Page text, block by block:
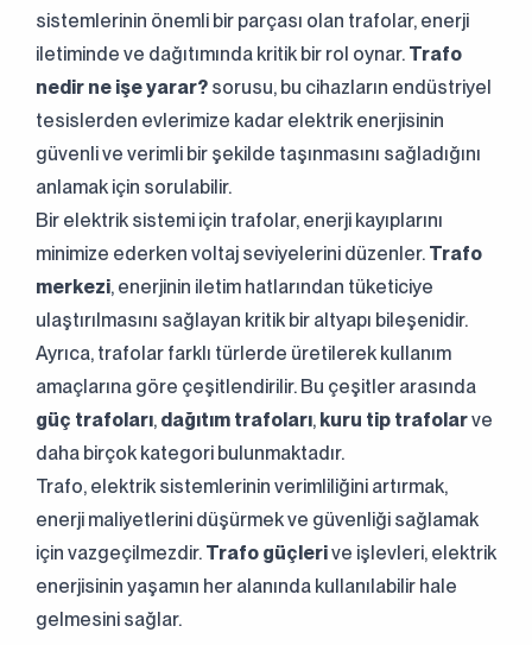
sistemlerinin önemli bir parçası olan trafolar, enerji
iletiminde ve dağıtımında kritik bir rol oynar. Trafo
nedir ne işe yarar? sorusu, bu cihazların endüstriyel
tesislerden evlerimize kadar elektrik enerjisinin
güvenli ve verimli bir şekilde taşınmasını sağladığını
anlamak için sorulabilir.
Bir elektrik sistemi için trafolar, enerji kayıplarını
minimize ederken voltaj seviyelerini düzenler. Trafo
merkezi, enerjinin iletim hatlarından tüketiciye
ulaştırılmasını sağlayan kritik bir altyapı bileşenidir.
Ayrıca, trafolar farklı türlerde üretilerek kullanım
amaçlarına göre çeşitlendirilir. Bu çeşitler arasında
güç trafoları, dağıtım trafoları, kuru tip trafolarve
daha birçok kategori bulunmaktadır.
Trafo, elektrik sistemlerinin verimliliğini artırmak,
enerji maliyetlerini düşürmek ve güvenliği sağlamak
için vazgeçilmezdir. Trafo güçlerive işlevleri, elektrik
enerjisinin yaşamın her alanında kullanılabilir hale
gelmesini sağlar.